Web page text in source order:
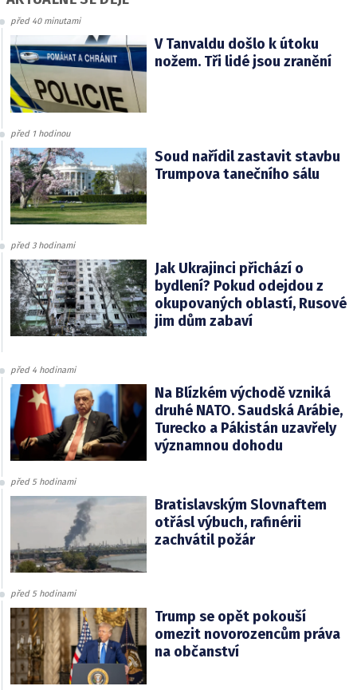
před 40 minutami
V Tanvaldu došlo k útoku
nožem. Tři lidé jsou zranění
před 1 hodinou
Soud nařídil zastavit stavbu
Trumpova tanečního sálu
před 3 hodinami
Jak Ukrajinci přichází o
bydlení? Pokud odejdou z
okupovaných oblastí, Rusové
jim dům zabaví
před 4 hodinami
Na Blízkém východě vzniká
druhé NATO. Saudská Arábie,
Turecko a Pákistán uzavřely
významnou dohodu
před 5 hodinami
Bratislavským Slovnaftem
otřásl výbuch, rafinérii
zachvátil požár
před 5 hodinami
Trump se opět pokouší
omezit novorozencům práva
na občanství